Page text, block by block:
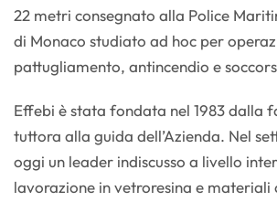
22 metri consegnato alla Police
di Monaco studiato ad hoc per
pattugliamento, antincendio e
Effebi è stata fondata nel 1983 dalla
tuttora alla guida dell’Azienda. Nel
oggi un leader indiscusso a livello
lavorazione in vetroresina e materiali